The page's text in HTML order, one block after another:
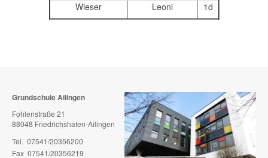
Wieser
Leoni 1d
Grundschule Ailingen
Fohlenstraße 21
88048 Friedrichshafen-Ailingen
Tel. 07541/20356200
Fax 07541/20356219